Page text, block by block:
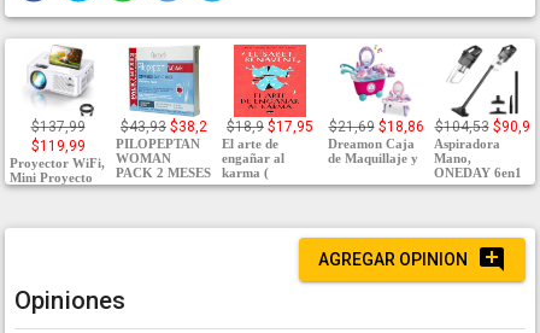
$137,99
$119,99
Proyector WiFi,
Mini Proyecto
$43,93 $38,2
PILOPEPTAN
WOMAN
PACK 2 MESES
$18,9 $17,95
El arte de
engañar al
karma (
$21,69 $18,86
Dreamon Caja
de Maquillaje y
$104,53 $90,9
Aspiradora
Mano,
ONEDAY 6en1
AGREGAR OPINION
Opiniones